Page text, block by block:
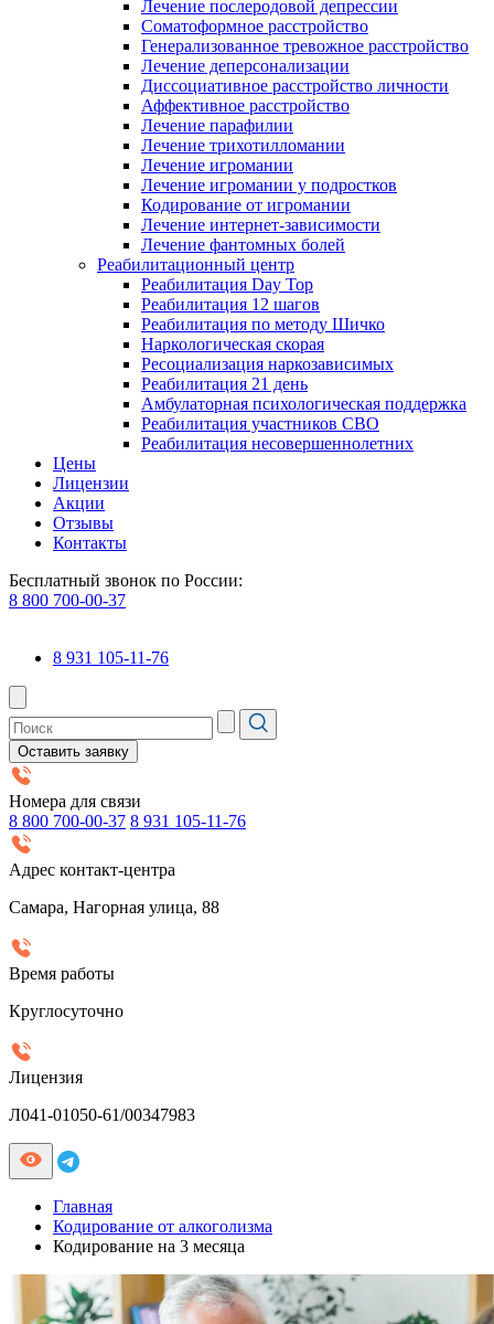
Лечение послеродовой депрессии
Соматоформное расстройство
Генерализованное тревожное расстройство
Лечение деперсонализации
Диссоциативное расстройство личности
Аффективное расстройство
Лечение парафилии
Лечение трихотилломании
Лечение игромании
Лечение игромании у подростков
Кодирование от игромании
Лечение интернет-зависимости
Лечение фантомных болей
Реабилитационный центр
Реабилитация Day Top
Реабилитация 12 шагов
Реабилитация по методу Шичко
Наркологическая скорая
Ресоциализация наркозависимых
Реабилитация 21 день
Амбулаторная психологическая поддержка
Реабилитация участников СВО
Реабилитация несовершеннолетних
Цены
Лицензии
Акции
Отзывы
Контакты
Бесплатный звонок по России:
8 800 700-00-37
8 931 105-11-76
Оставить заявку
Номера для связи
8 800 700-00-37 8 931 105-11-76
Адрес контакт-центра
Самара, Нагорная улица, 88
Время работы
Круглосуточно
Лицензия
Л041-01050-61/00347983
Главная
Кодирование от алкоголизма
Кодирование на 3 месяца